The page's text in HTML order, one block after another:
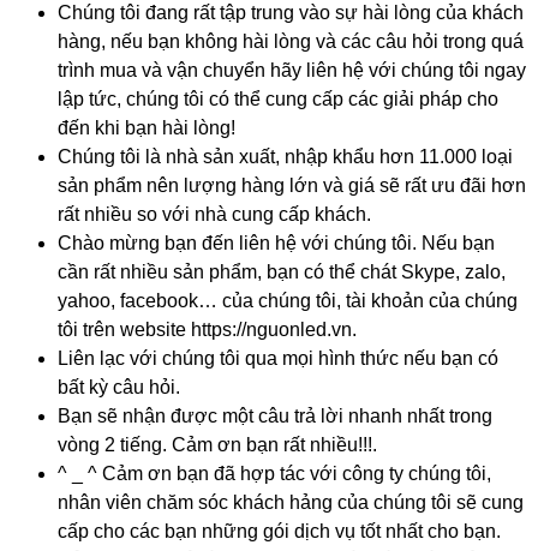
Chúng tôi đang rất tập trung vào sự hài lòng của khách
hàng, nếu bạn không hài lòng và các câu hỏi trong quá
trình mua và vận chuyển hãy liên hệ với chúng tôi ngay
lập tức, chúng tôi có thể cung cấp các giải pháp cho
đến khi bạn hài lòng!
Chúng tôi là nhà sản xuất, nhập khẩu hơn 11.000 loại
sản phẩm nên lượng hàng lớn và giá sẽ rất ưu đãi hơn
rất nhiều so với nhà cung cấp khách.
Chào mừng bạn đến liên hệ với chúng tôi. Nếu bạn
cần rất nhiều sản phẩm, bạn có thể chát Skype, zalo,
yahoo, facebook… của chúng tôi, tài khoản của chúng
tôi trên website https://nguonled.vn.
Liên lạc với chúng tôi qua mọi hình thức nếu bạn có
bất kỳ câu hỏi.
Bạn sẽ nhận được một câu trả lời nhanh nhất trong
vòng 2 tiếng. Cảm ơn bạn rất nhiều!!!.
^ _ ^ Cảm ơn bạn đã hợp tác với công ty chúng tôi,
nhân viên chăm sóc khách hảng của chúng tôi sẽ cung
cấp cho các bạn những gói dịch vụ tốt nhất cho bạn.